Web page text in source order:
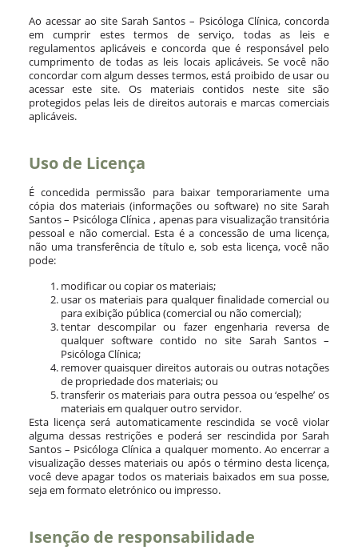
Ao acessar ao site Sarah Santos – Psicóloga Clínica, concorda
em cumprir estes termos de serviço, todas as leis e
regulamentos aplicáveis ​​e concorda que é responsável pelo
cumprimento de todas as leis locais aplicáveis. Se você não
concordar com algum desses termos, está proibido de usar ou
acessar este site. Os materiais contidos neste site são
protegidos pelas leis de direitos autorais e marcas comerciais
aplicáveis.
Uso de Licença
É concedida permissão para baixar temporariamente uma
cópia dos materiais (informações ou software) no site Sarah
Santos – Psicóloga Clínica , apenas para visualização transitória
pessoal e não comercial. Esta é a concessão de uma licença,
não uma transferência de título e, sob esta licença, você não
pode:
modificar ou copiar os materiais;
usar os materiais para qualquer finalidade comercial ou
para exibição pública (comercial ou não comercial);
tentar descompilar ou fazer engenharia reversa de
qualquer software contido no site Sarah Santos –
Psicóloga Clínica;
remover quaisquer direitos autorais ou outras notações
de propriedade dos materiais; ou
transferir os materiais para outra pessoa ou ‘espelhe’ os
materiais em qualquer outro servidor.
Esta licença será automaticamente rescindida se você violar
alguma dessas restrições e poderá ser rescindida por Sarah
Santos – Psicóloga Clínica a qualquer momento. Ao encerrar a
visualização desses materiais ou após o término desta licença,
você deve apagar todos os materiais baixados em sua posse,
seja em formato eletrónico ou impresso.
Isenção de responsabilidade